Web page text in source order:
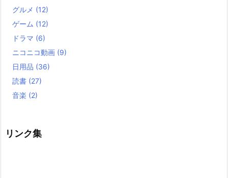
グルメ (12)
ゲーム (12)
ドラマ (6)
ニコニコ動画 (9)
日用品 (36)
読書 (27)
音楽 (2)
リンク集